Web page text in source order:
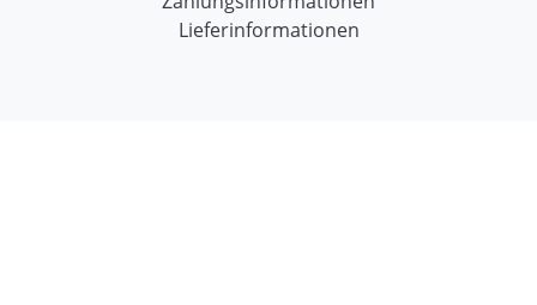
Lieferinformationen